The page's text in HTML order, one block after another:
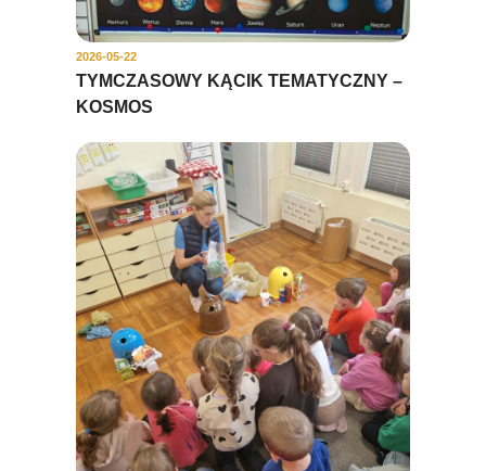
2026-05-22
TYMCZASOWY KĄCIK TEMATYCZNY –
KOSMOS